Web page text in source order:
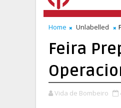
Home Unlabelled
Feira
Vida de Bombeiro